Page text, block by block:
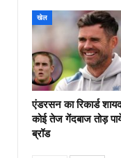
खेल
एंडरसन का रिकार्ड
कोई तेज गेंदबाज तोड़
ब्रॉड